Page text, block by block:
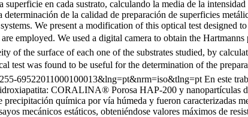
en cada sustrato, calculando la media de la
de la calidad de preparación de superficies
We present a modification of this optical test designed
employed. We used a digital camera to obtain the
the surface of each one of the substrates studied, by
test was found to be useful for the determination of the
69522011000100013&lng=pt&nrm=iso&tlng=pt En este
CORALINA® Porosa HAP-200 y nanopartículas
química por vía húmeda y fueron caracterizadas
mecánicos estáticos, obteniéndose valores máximos de